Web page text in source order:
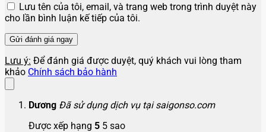
Lưu tên của tôi, email, và trang web trong trình duyệt này
cho lần bình luận kế tiếp của tôi.
Lưu ý: Để đánh giá được duyệt, quý khách vui lòng tham
khảo Chính sách bảo hành
Dương Đã sử dụng dịch vụ tại saigonso.com
Được xếp hạng 5 5 sao